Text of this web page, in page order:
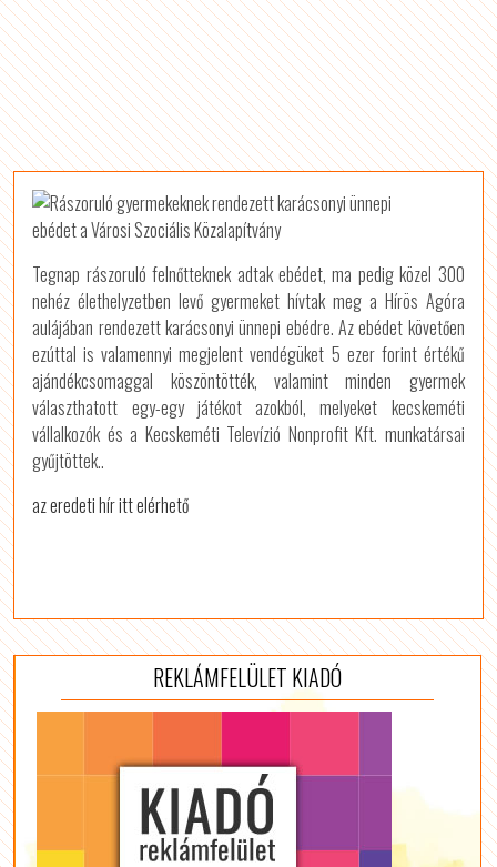
Tegnap rászoruló felnőtteknek adtak ebédet, ma pedig közel 300
nehéz élethelyzetben levő gyermeket hívtak meg a Hírös Agóra
aulájában rendezett karácsonyi ünnepi ebédre. Az ebédet követően
ezúttal is valamennyi megjelent vendégüket 5 ezer forint értékű
ajándékcsomaggal köszöntötték, valamint minden gyermek
választhatott egy-egy játékot azokból, melyeket kecskeméti
vállalkozók és a Kecskeméti Televízió Nonprofit Kft. munkatársai
gyűjtöttek..
az eredeti hír itt elérhető
REKLÁMFELÜLET KIADÓ